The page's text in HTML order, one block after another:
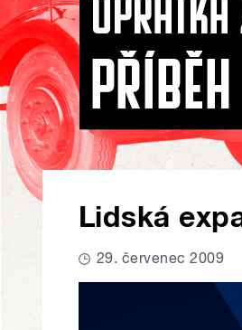
Lidská
29. červenec 2009